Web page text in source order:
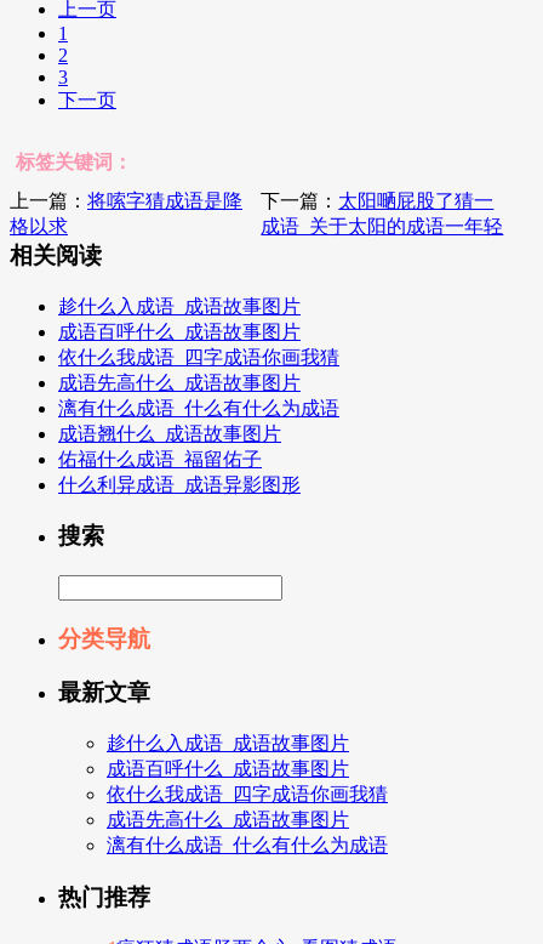
上一页
1
2
3
下一页
标签关键词：
上一篇： 将嗦字猜成语是降
格以求
下一篇： 太阳嗮屁股了猜一
成语_关于太阳的成语一年轻
相关阅读
趁什么入成语_成语故事图片
成语百呼什么_成语故事图片
依什么我成语_四字成语你画我猜
成语先高什么_成语故事图片
漓有什么成语_什么有什么为成语
成语翘什么_成语故事图片
佑福什么成语_福留佑子
什么利异成语_成语异影图形
搜索
分类导航
最新文章
趁什么入成语_成语故事图片
成语百呼什么_成语故事图片
依什么我成语_四字成语你画我猜
成语先高什么_成语故事图片
漓有什么成语_什么有什么为成语
热门推荐